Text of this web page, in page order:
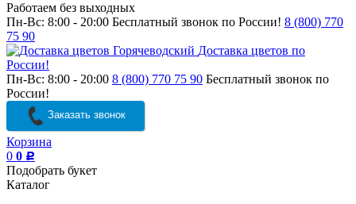
Работаем без выходных
Пн-Вс: 8:00 - 20:00 Бесплатный звонок по России! 8 (800) 770
75 90
Доставка цветов по
России!
Пн-Вс: 8:00 - 20:00 8 (800) 770 75 90 Бесплатный звонок по
России!
Заказать звонок
Корзина
0 0 Р
Подобрать букет
Каталог